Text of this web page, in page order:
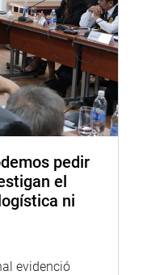
pedir
el
ni
evidenció